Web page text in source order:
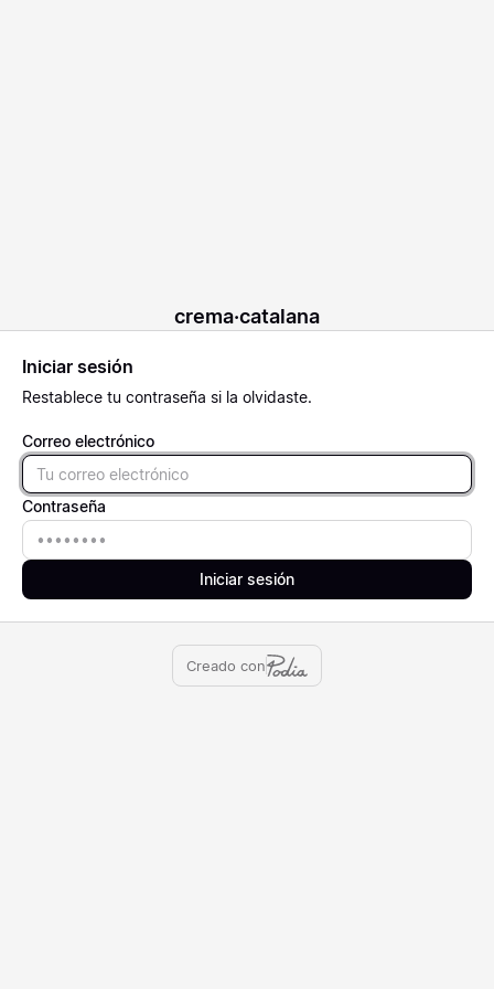
crema·catalana
Iniciar sesión
Restablece tu contraseña si la olvidaste.
Correo electrónico
Email
Contraseña
Contraseña
Iniciar sesión
Creado con